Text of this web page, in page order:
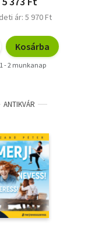
ár: 5 970 Ft
Kosárba
1 - 2 munkanap
ANTIKVÁR